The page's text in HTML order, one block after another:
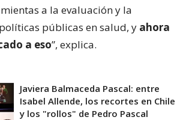
a la evaluación y la
públicas en salud, y ahora
a eso”, explica.
Javiera Balmaceda Pascal: entre
Isabel Allende, los recortes en Chile
y los "rollos" de Pedro Pascal